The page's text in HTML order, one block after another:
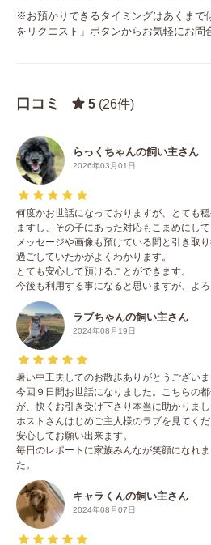
※お預かりできるタイミングはあくまで
をリクエスト」ボタンからお気軽にお問
口コミ 5 (26件)
らっくちゃんの飼い主さん
2026年03月01日
何度かお世話になっておりますが、とても
ますし、その子にあった対応もこまめにして
メッセージや画像も預けている間と引き取
過ごしていたかがよくわかります。
とても安心して預けることができます。
今後も利用する事になると思いますが、よろ
ラブちゃんの飼い主さん
2024年08月19日
暑い中工夫してのお散歩ありがとうございま
今回９日間お世話になりました。こちらの
が、快くお引き受け下さり本当に助かりまし
ホストさんはじめご主人様のラブを見てく
安心してお願い出来ます。
毎日のレポートに家族みんなが笑顔になれ
た。
キャラくんの飼い主さん
2024年08月07日